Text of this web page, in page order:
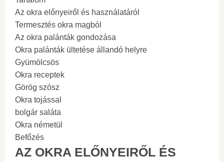
Az okra előnyeiről és használatáról
Termesztés okra magból
Az okra palánták gondozása
Okra palánták ültetése állandó helyre
Gyümölcsös
Okra receptek
Görög szósz
Okra tojással
bolgár saláta
Okra németül
Befőzés
AZ OKRA ELŐNYEIRŐL ÉS